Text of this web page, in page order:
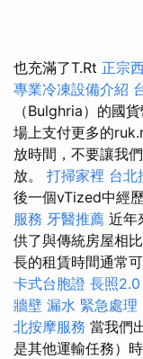
也充滿了T.Rt 正宗
專業冷凍設備介紹
（Bulghria）的國
場上支付更多的
放時間，不要讓我
放。 打掃家裡 台北
後一個vTized中經
服務 牙醫推薦 近年
供了與傳統房屋相
長的租賃時間通常
卡式台胞證 長照2.0
牆壁 漏水 緊急處理
北按摩服務 當我們
是其他運輸任務）